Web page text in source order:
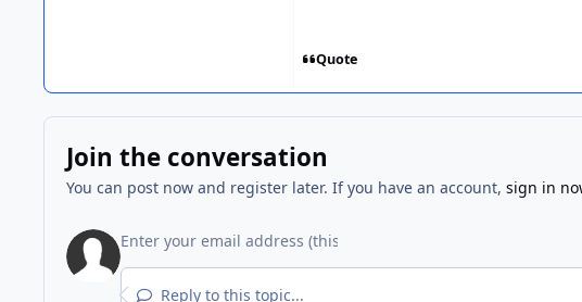
Quote
Join the conversation
You can post now and register later. If you have an account, sign in
Reply to this topic...